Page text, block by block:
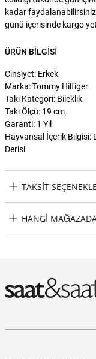
kadar
günü içerisinde kargo
ÜRÜN BILGISI
Cinsiyet: Erkek
Marka: Tommy Hilfiger
Takı Kategori: Bileklik
Takı Ölçü: 19 cm
Garanti: 1 Yıl
Hayvansal İçerik Bilgisi:
Derisi
TAKSIT
HANGI